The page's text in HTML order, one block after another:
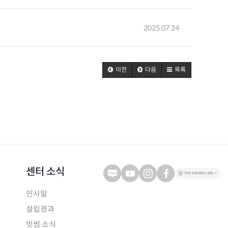
2025.07.24
이전 다음 목록
센터 소식
인사말
설립경과
빗썸 소식